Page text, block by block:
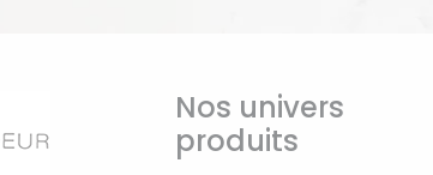
Nos univers
produits